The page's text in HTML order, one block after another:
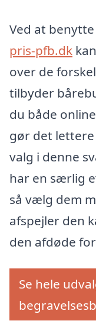
Ved at
pris-pfb.dk
over de
tilbyder
du både
gør det
valg i denne
har en særlig
så vælg dem
afspejler den
den afdøde
Se hele